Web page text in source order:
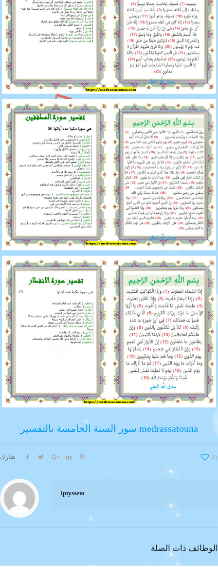
سور السنة الخامسة بالتفسير medrassatouna
شارك 31
iptyssem
الوظائف ذات الصلة